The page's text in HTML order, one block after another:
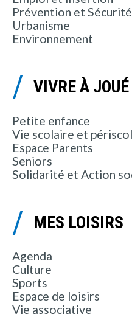
Prévention et
Urbanisme
Environnement
VIVRE À JOUÉ
Petite enfance
Vie scolaire et
Espace Parents
Seniors
Solidarité et Action
MES LOISIRS
Agenda
Culture
Sports
Espace de loisirs
Vie associative